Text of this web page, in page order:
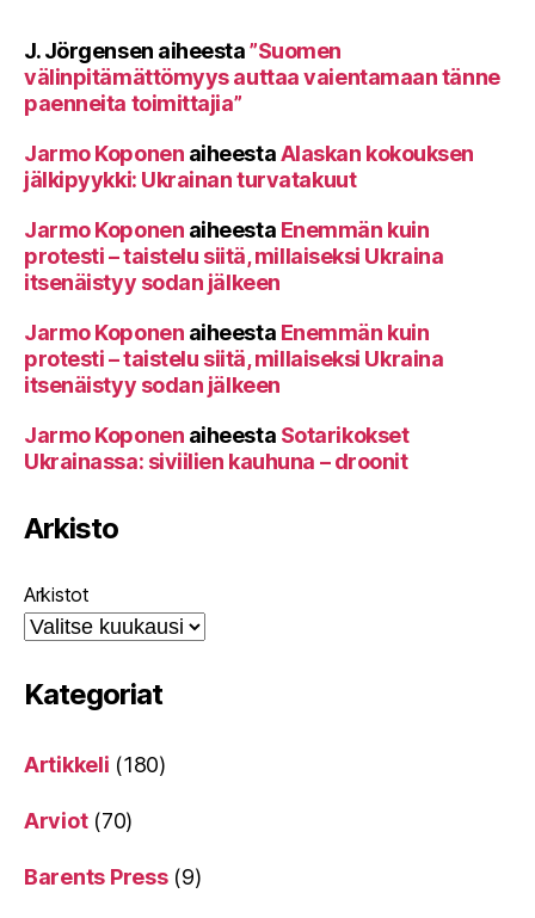
J. Jörgensen aiheesta”Suomen
välinpitämättömyys auttaa vaientamaan tänne
paenneita toimittajia”
Jarmo Koponen aiheestaAlaskan kokouksen
jälkipyykki: Ukrainan turvatakuut
Jarmo Koponen aiheesta Enemmän kuin
protesti – taistelu siitä, millaiseksi Ukraina
itsenäistyy sodan jälkeen
Jarmo Koponen aiheesta Enemmän kuin
protesti – taistelu siitä, millaiseksi Ukraina
itsenäistyy sodan jälkeen
Jarmo Koponen aiheesta Sotarikokset
Ukrainassa: siviilien kauhuna – droonit
Arkisto
Arkistot
Kategoriat
Artikkeli (180)
Arviot(70)
Barents Press(9)